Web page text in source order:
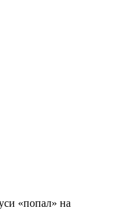
«попал» на